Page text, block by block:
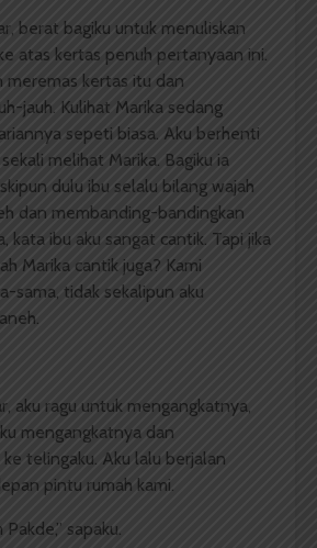
berat bagiku untuk menuliskan
atas kertas penuh pertanyaan ini.
meremas kertas itu dan
jauh. Kulihat Marika sedang
sepeti biasa. Aku berhenti
melihat Marika. Bagiku ia
dulu ibu selalu bilang wajah
dan membanding-bandingkan
kata ibu aku sangat cantik. Tapi jika
Marika cantik juga? Kami
sama, tidak sekalipun aku
aku ragu untuk mengangkatnya,
mengangkatnya dan
telingaku. Aku lalu berjalan
pintu rumah kami.
sapaku.